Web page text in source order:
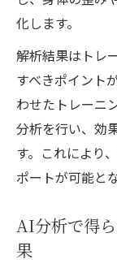
化します。
解析結果はトレ
すべきポイント
わせたトレーニ
分析を行い、効
す。これにより
ポートが可能と
AI分析で得
果